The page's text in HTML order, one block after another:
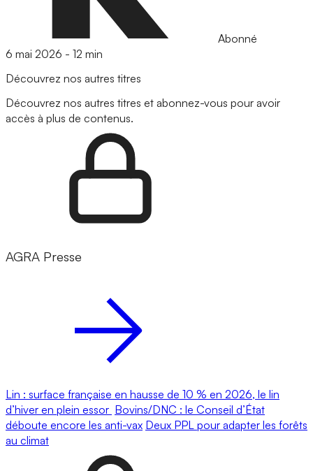
Abonné
6 mai 2026 - 12 min
Découvrez nos autres titres
Découvrez nos autres titres et abonnez-vous pour avoir
accès à plus de contenus.
AGRA Presse
Lin : surface française en hausse de 10 % en 2026, le lin
d’hiver en plein essor Bovins/DNC : le Conseil d’État
déboute encore les anti-vax Deux PPL pour adapter les forêts
au climat